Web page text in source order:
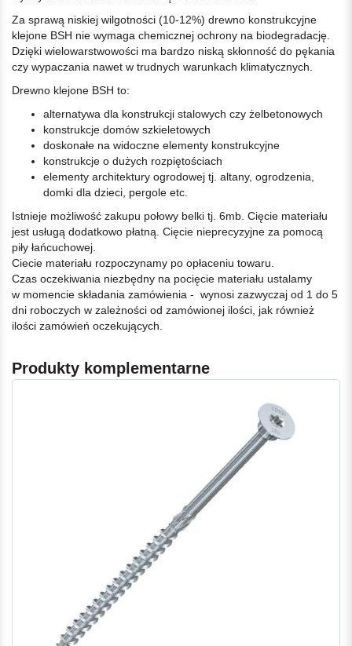
Za sprawą niskiej wilgotności (10-12%) drewno konstrukcyjne
klejone BSH nie wymaga chemicznej ochrony na biodegradację.
Dzięki wielowarstwowości ma bardzo niską skłonność do pękania
czy wypaczania nawet w trudnych warunkach klimatycznych.
Drewno klejone BSH to:
alternatywa dla konstrukcji stalowych czy żelbetonowych
konstrukcje domów szkieletowych
doskonałe na widoczne elementy konstrukcyjne
konstrukcje o dużych rozpiętościach
elementy architektury ogrodowej tj. altany, ogrodzenia,
domki dla dzieci, pergole etc.
Istnieje możliwość zakupu połowy belki tj. 6mb. Cięcie materiału
jest usługą dodatkowo płatną. Cięcie nieprecyzyjne za pomocą
piły łańcuchowej.
Ciecie materiału rozpoczynamy po opłaceniu towaru.
Czas oczekiwania niezbędny na pocięcie materiału ustalamy
w momencie składania zamówienia - wynosi zazwyczaj od 1 do 5
dni roboczych w zależności od zamówionej ilości, jak również
ilości zamówień oczekujących.
Produkty komplementarne